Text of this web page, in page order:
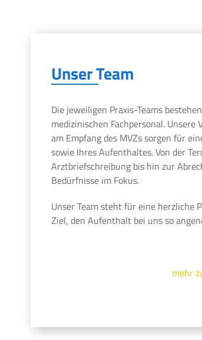
Unser Team
Die jeweiligen Praxis-Teams
medizinischen Fachpersonal.
am Empfang des MVZs sorgen für
sowie Ihres Aufenthaltes. Von der
Arztbriefschreibung bis hin zur
Bedürfnisse im Fokus.
Unser Team steht für eine herzliche
Ziel, den Aufenthalt bei uns so
mehr